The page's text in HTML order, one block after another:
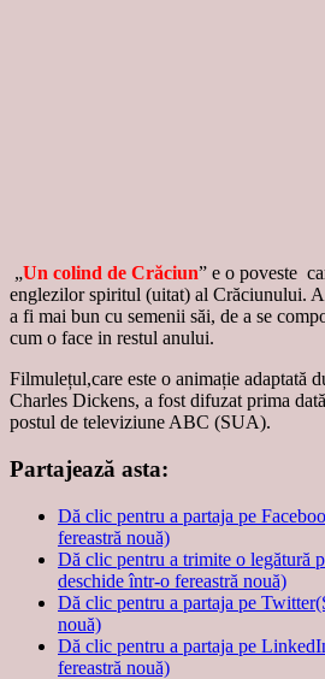
„Un colind de Crăciun” e o poveste
englezilor spiritul (uitat) al Crăciunului.
a fi mai bun cu semenii săi, de a se
cum o face in restul anului.
Filmulețul,care este o animație adaptată
Charles Dickens, a fost difuzat prima
postul de televiziune ABC (SUA).
Partajează asta:
Dă clic pentru a partaja pe
fereastră nouă)
Dă clic pentru a trimite o legătură
deschide într-o fereastră nouă)
Dă clic pentru a partaja pe
nouă)
Dă clic pentru a partaja pe
fereastră nouă)